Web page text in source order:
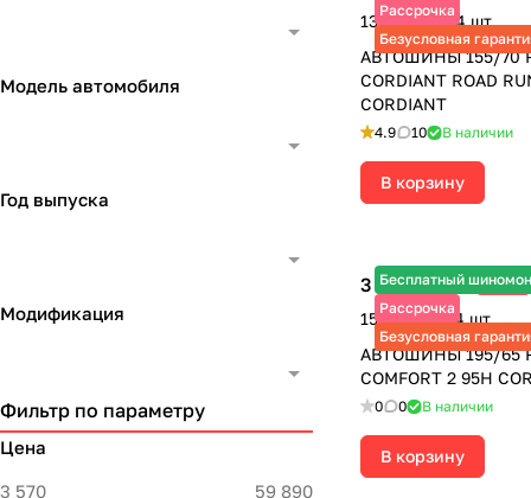
Рассрочка
Безусловная
13 020 ₽ за 4 шт.
АВТОШИНЫ 155/70
CORDIANT ROAD
CORDIANT
4.9 10 В наличии
В корзину
Бесплатный
Рассрочка
Безусловная
3 840 ₽5 120 ₽ -25%
15 360 ₽ за 4 шт.
АВТОШИНЫ 195/65
COMFORT 2 95H
0 0 В наличии
В корзину
Модель автомобиля
Год выпуска
Модификация
Фильтр по параметру
Цена